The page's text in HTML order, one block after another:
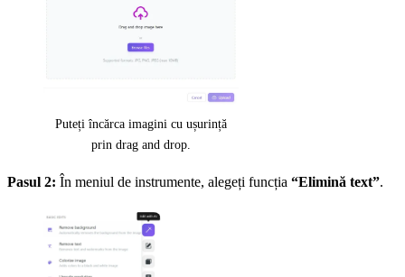
Puteți încărca imagini cu ușurință
prin drag and drop.
Pasul 2: În meniul de instrumente, alegeți funcția “Elimină text”.